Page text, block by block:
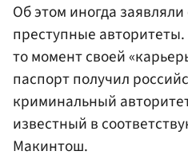
Об этом иногда
преступные
то момент своей
паспорт получил
криминальный
известный в
Макинтош.